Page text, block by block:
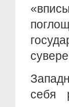
себя